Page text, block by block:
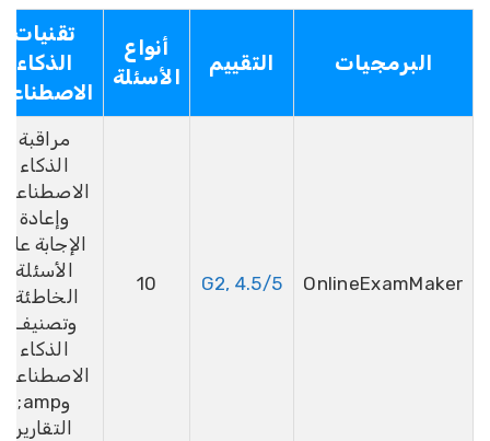
البرمجيات التقييم
أنواع
الأسئلة
تقنيات
الذكاء
الاصطناعي
OnlineExamMaker
G2, 4.5/5
مراقبة
الذكاء
الاصطناعي،
وإعادة
الإجابة على
الأسئلة
الخاطئة،
وتصنيف
الذكاء
الاصطناعي،
وamp;
التقارير